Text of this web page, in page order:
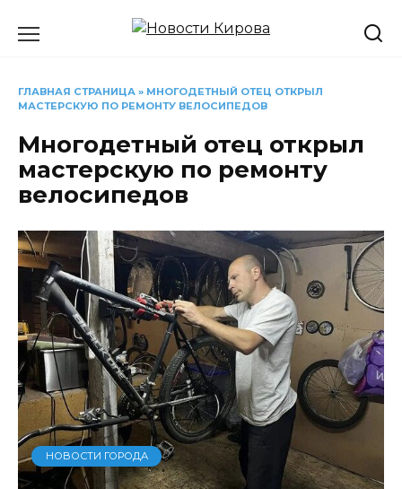
ГЛАВНАЯ СТРАНИЦА » МНОГОДЕТНЫЙ ОТЕЦ ОТКРЫЛ
МАСТЕРСКУЮ ПО РЕМОНТУ ВЕЛОСИПЕДОВ
Многодетный отец открыл
мастерскую по ремонту
велосипедов
НОВОСТИ ГОРОДА